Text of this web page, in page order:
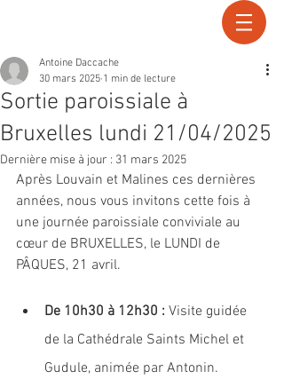
Sortie paroissiale à
Bruxelles lundi 21/04/2025
Antoine Daccache
30 mars 2025 1 min de lecture
Dernière mise à jour : 31 mars 2025
Après Louvain et Malines ces dernières
années, nous vous invitons cette fois à
une journée paroissiale conviviale au
cœur de BRUXELLES, le LUNDI de
PÂQUES, 21 avril.
De 10h30 à 12h30 : Visite guidée
de la Cathédrale Saints Michel et
Gudule, animée par Antonin.